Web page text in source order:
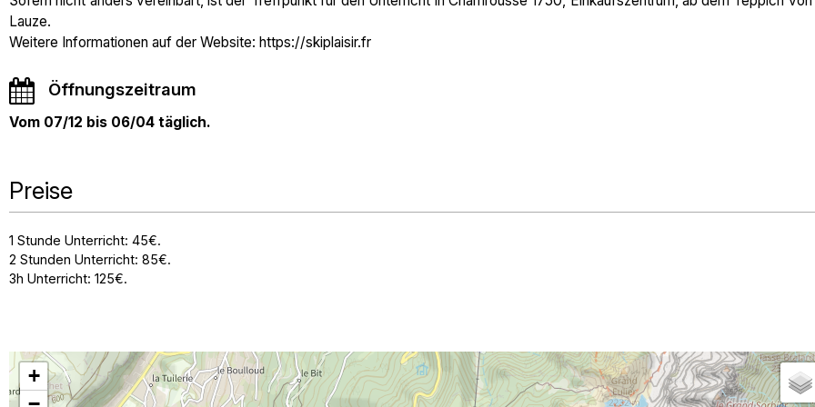
Lauze.
Weitere Informationen auf der Website: https://skiplaisir.fr
Öffnungszeitraum
Vom 07/12 bis 06/04 täglich.
Preise
1 Stunde Unterricht: 45€.
2 Stunden Unterricht: 85€.
3h Unterricht: 125€.
+